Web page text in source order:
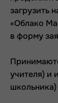
загрузить
«Облако
в форму
учителя) и
школьника)